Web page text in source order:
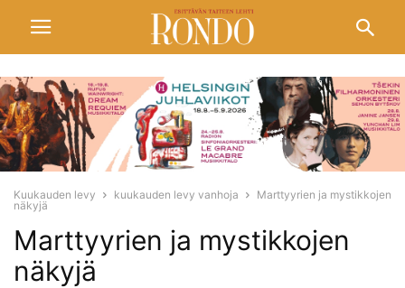
Kuukauden levy kuukauden levy vanhoja
Marttyyrien ja mystikkojen
näkyjä
Marttyyrien ja mystikkojen
näkyjä